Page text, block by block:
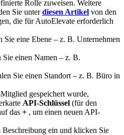
Rolle zuweisen. Weitere
Sie unter diesen Artikel von den
, die für AutoElevate erforderlich
Sie eine Ebene – z. B. Unternehmen
Sie einen Namen – z. B.
Sie einen Standort – z. B. Büro in
Mitglied gespeichert wurde,
API-Schlüssel (für den
das + , um einen neuen API-
Beschreibung ein und klicken Sie